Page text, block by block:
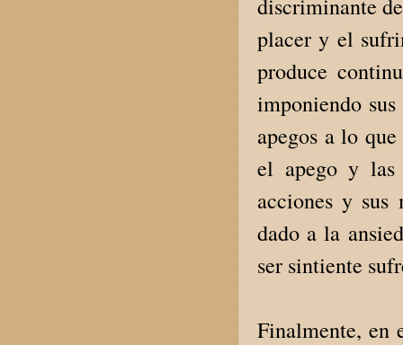
discriminante
placer y el
produce
imponiendo
apegos a lo
el apego y las
acciones y
dado a la
ser sintiente
Finalmente, en